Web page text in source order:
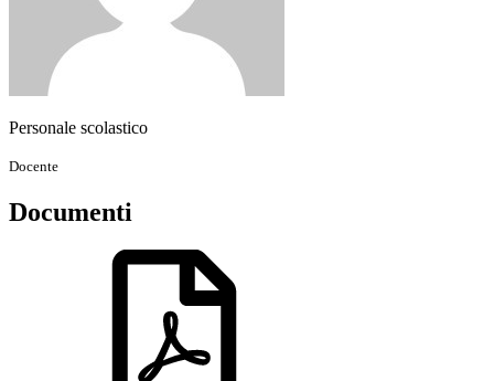
Personale scolastico
Docente
Documenti